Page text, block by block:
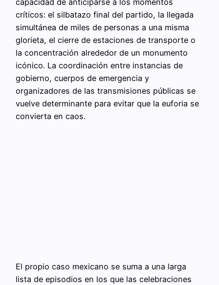
críticos: el silbatazo final del partido, la llegada
simultánea de miles de personas a una misma
glorieta, el cierre de estaciones de transporte o
la concentración alrededor de un monumento
icónico. La coordinación entre instancias de
gobierno, cuerpos de emergencia y
organizadores de las transmisiones públicas se
vuelve determinante para evitar que la euforia se
convierta en caos.
El propio caso mexicano se suma a una larga
lista de episodios en los que las celebraciones